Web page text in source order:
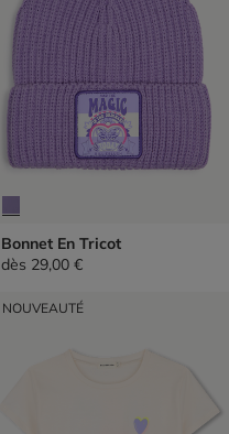
Bonnet En Tricot
dès 29,00 €
NOUVEAUTÉ